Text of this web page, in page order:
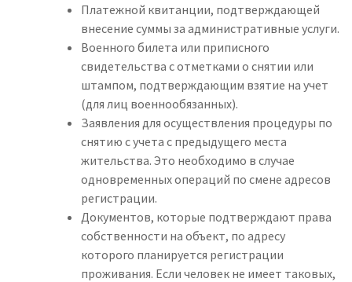
Платежной квитанции, подтверждающей
внесение суммы за административные услуги.
Военного билета или приписного
свидетельства с отметками о снятии или
штампом, подтверждающим взятие на учет
(для лиц военнообязанных).
Заявления для осуществления процедуры по
снятию с учета с предыдущего места
жительства. Это необходимо в случае
одновременных операций по смене адресов
регистрации.
Документов, которые подтверждают права
собственности на объект, по адресу
которого планируется регистрации
проживания. Если человек не имеет таковых,